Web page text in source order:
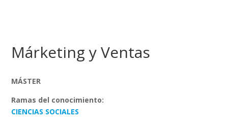
Márketing y Ventas
MÁSTER
Ramas del conocimiento:
CIENCIAS SOCIALES